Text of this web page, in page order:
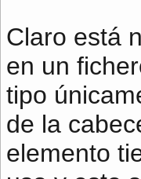
Claro está
en un
tipo
de la
elemento